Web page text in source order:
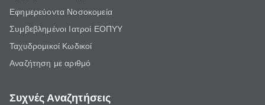
Εφημερεύοντα Νοσοκομεία
Συμβεβλημένοι Ιατροί ΕΟΠΥΥ
Ταχυδρομικοί Κωδικοί
Αναζήτηση με αριθμό
Συχνές Αναζητήσεις